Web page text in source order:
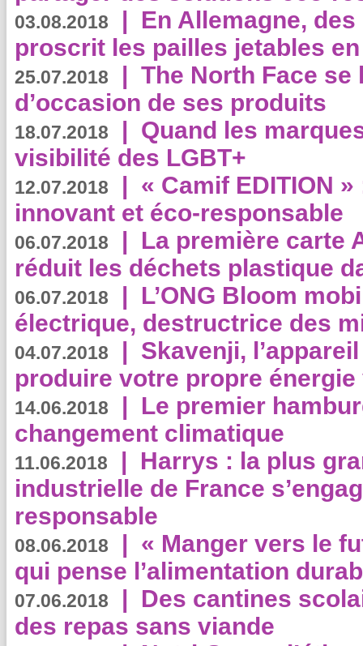
03.08.2018 | En Allemagne,
proscrit les pailles jetables
25.07.2018 | The North Face se
d’occasion de ses produits
18.07.2018 | Quand les
visibilité des LGBT+
12.07.2018 | « Camif EDITION
innovant et éco-responsable
06.07.2018 | La première carte
réduit les déchets plastique
06.07.2018 | L’ONG Bloom
électrique, destructrice des
04.07.2018 | Skavenji,
produire votre propre
14.06.2018 | Le premier
changement climatique
11.06.2018 | Harrys : la plus
industrielle de France
responsable
08.06.2018 | « Manger vers le
qui pense l’alimentation
07.06.2018 | Des cantines
des repas sans viande